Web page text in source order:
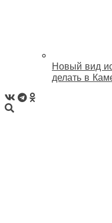
Новый вид
делать в